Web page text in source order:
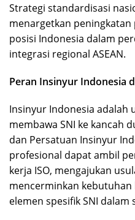
Strategi standardisasi
menargetkan
posisi Indonesia dalam
integrasi regional ASEAN.
Peran Insinyur Indonesia
Insinyur Indonesia adalah
membawa SNI ke kancah
dan Persatuan Insinyur
profesional dapat ambil
kerja ISO, mengajukan
mencerminkan
elemen spesifik SNI